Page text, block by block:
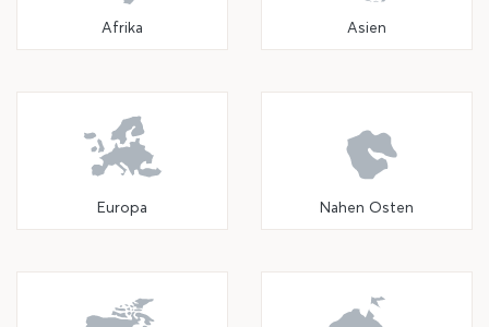
Afrika Asien
Europa Nahen Osten